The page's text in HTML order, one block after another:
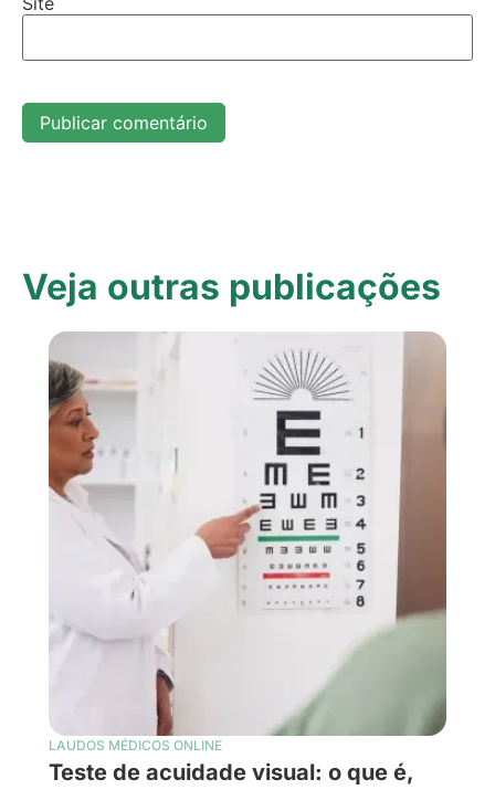
Veja outras publicações
LAUDOS MÉDICOS ONLINE
Teste de acuidade visual: o que é,